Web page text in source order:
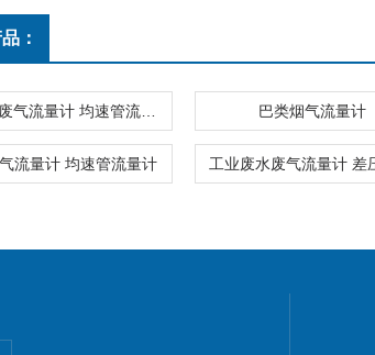
：
巴类烟气流量计
流量计 均速管流量计